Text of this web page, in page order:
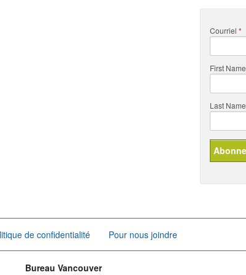
Courriel *
First Name
Last Name
de confidentialité Pour nous joindre
Bureau Vancouver